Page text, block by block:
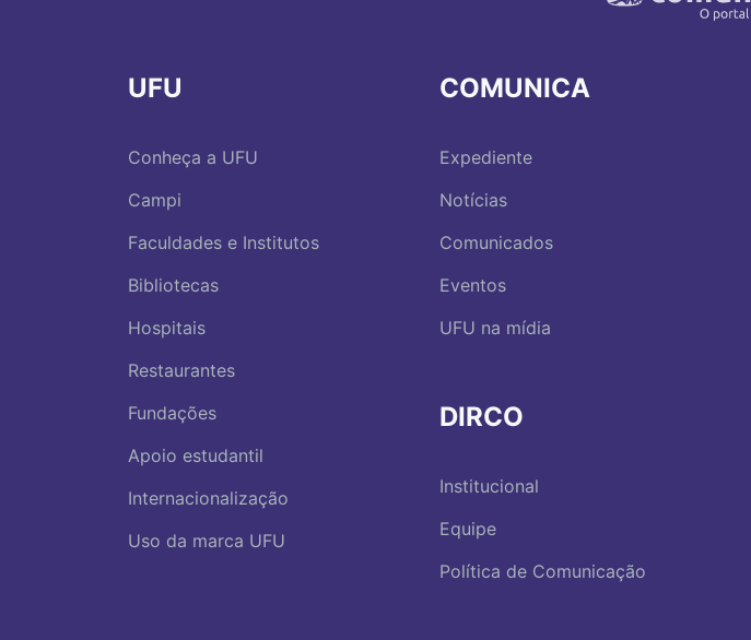
UFU
Conheça a UFU
Campi
Faculdades e Institutos
Bibliotecas
Hospitais
Restaurantes
Fundações
Apoio estudantil
Internacionalização
Uso da marca UFU
COMUNICA
Expediente
Notícias
Comunicados
Eventos
UFU na mídia
DIRCO
Institucional
Equipe
Política de Comunicação